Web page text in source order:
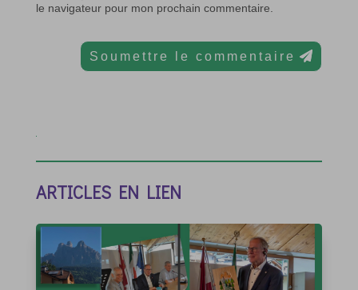
le navigateur pour mon prochain commentaire.
Soumettre le commentaire
ARTICLES EN LIEN